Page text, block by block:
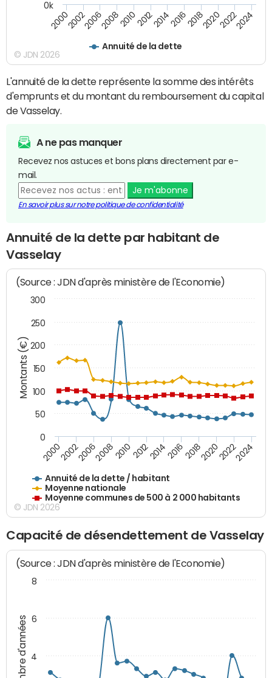
Annuité de la dette
200020022006200820102012201420162018202020222024
0k
© JDN 2026
L'annuité de la dette représente la somme des intérêts
d'emprunts et du montant du remboursement du capital
de Vasselay.
A ne pas manquer
Recevez nos astuces et bons plans directement par e-
mail.
Je m'abonne
En savoir plus sur notre politique de confidentialité
Annuité de la dette par habitant de
Vasselay
Montants (€)
(Source : JDN d'après ministère de l'Economie)
Annuité de la dette / habitant
Moyenne nationale
Moyenne communes de 500 à 2 000 habitants
200020022006200820102012201420162018202020222024
0
50
100
150
200
250
300
© JDN 2026
Capacité de désendettement de Vasselay
Nombre d'années
(Source : JDN d'après ministère de l'Economie)
4
6
8